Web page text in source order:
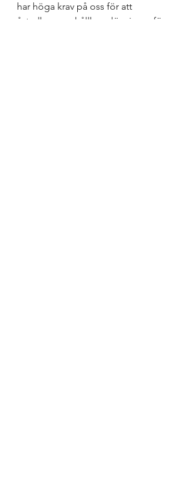
har höga krav på oss för att
åstadkomma hållbara lösningar för